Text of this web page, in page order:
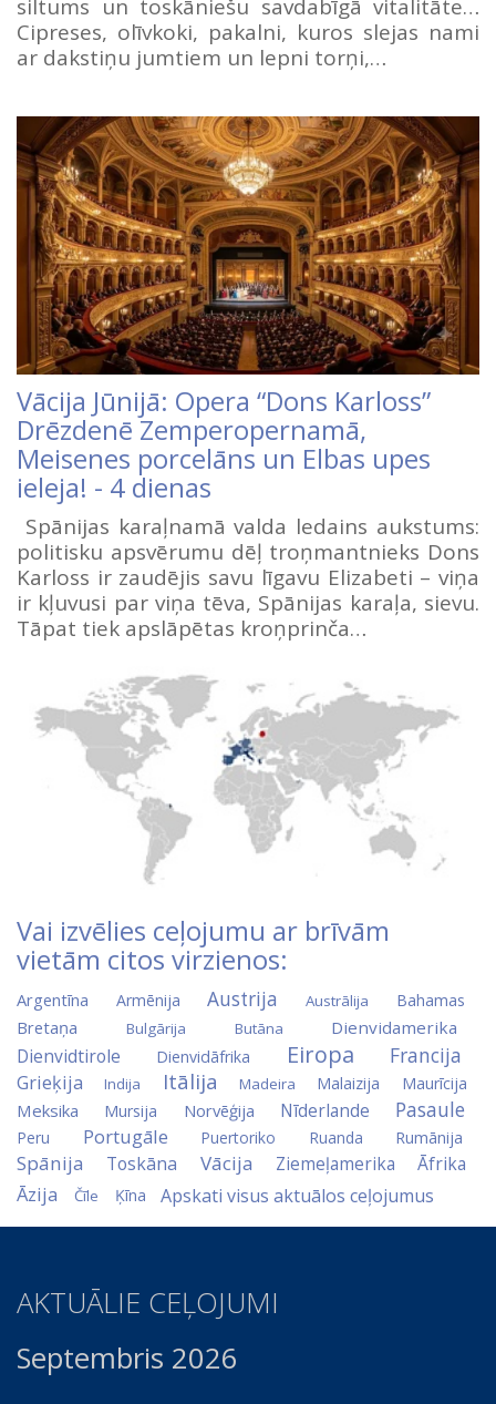
siltums un toskāniešu savdabīgā vitalitāte…
Cipreses, olīvkoki, pakalni, kuros slejas nami
ar dakstiņu jumtiem un lepni torņi,…
Vācija Jūnijā: Opera “Dons Karloss”
Drēzdenē Zemperopernamā,
Meisenes porcelāns un Elbas upes
ieleja! - 4 dienas
Spānijas karaļnamā valda ledains aukstums:
politisku apsvērumu dēļ troņmantnieks Dons
Karloss ir zaudējis savu līgavu Elizabeti – viņa
ir kļuvusi par viņa tēva, Spānijas karaļa, sievu.
Tāpat tiek apslāpētas kroņprinča…
Vai izvēlies ceļojumu ar brīvām
vietām citos virzienos:
Argentīna Armēnija Austrija Austrālija Bahamas
Bretaņa Bulgārija Butāna Dienvidamerika
Dienvidtirole Dienvidāfrika Eiropa Francija
Grieķija Indija Itālija Madeira Malaizija Maurīcija
Meksika Mursija Norvēģija Nīderlande Pasaule
Peru Portugāle Puertoriko Ruanda Rumānija
Spānija Toskāna Vācija Ziemeļamerika Āfrika
Āzija Čīle Ķīna Apskati visus aktuālos ceļojumus
AKTUĀLIE CEĻOJUMI
Septembris 2026